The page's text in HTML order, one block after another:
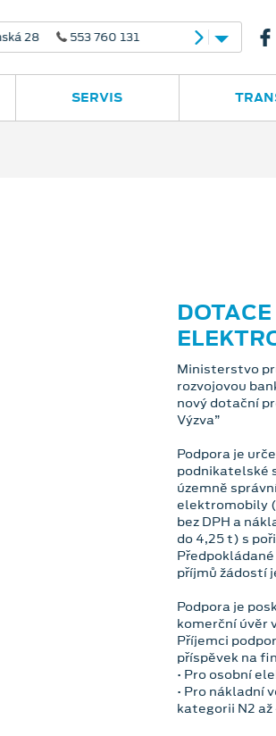
131
SERVIS
Ministerstvo
rozvojovou
nový dotační
Výzva”
Podpora je
podnikatelské
územně
elektromobily
bez DPH a
do 4,25 t) s
příjmů žádostí
Podpora je
komerční úvěr
Příjemci
příspěvek na
• Pro osobní
• Pro nákladní
kategorii N2